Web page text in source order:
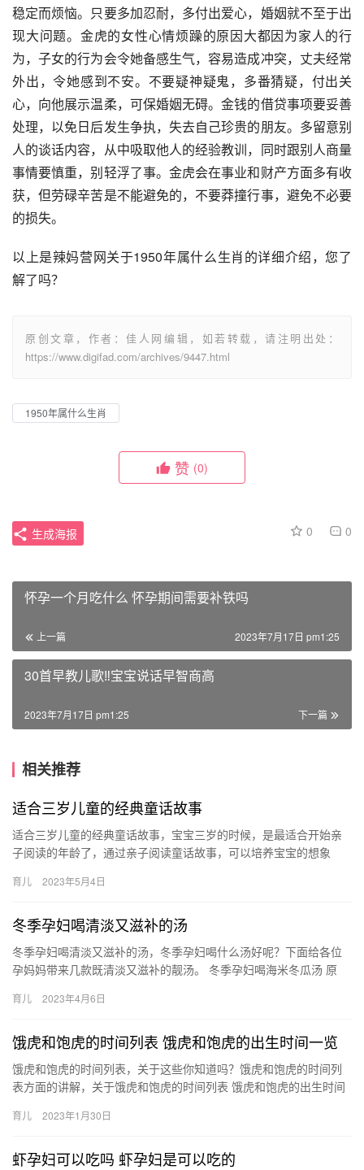
稳定而烦恼。只要多加忍耐，多付出爱心，婚姻就不至于出
现大问题。金虎的女性心情烦躁的原因大都因为家人的行
为，子女的行为会令她备感生气，容易造成冲突，丈夫经常
外出，令她感到不安。不要疑神疑鬼，多番猜疑，付出关
心，向他展示温柔，可保婚姻无碍。金钱的借贷事项要妥善
处理，以免日后发生争执，失去自己珍贵的朋友。多留意别
人的谈话内容，从中吸取他人的经验教训，同时跟别人商量
事情要慎重，别轻浮了事。金虎会在事业和财产方面多有收
获，但劳碌辛苦是不能避免的，不要莽撞行事，避免不必要
的损失。
以上是辣妈营网关于1950年属什么生肖的详细介绍，您了
解了吗？
原创文章，作者：佳人网编辑，如若转载，请注明出处：
https://www.digifad.com/archives/9447.html
1950年属什么生肖
赞 (0)
0 0
生成海报
怀孕一个月吃什么 怀孕期间需要补铁吗
上一篇 2023年7月17日 pm1:25
30首早教儿歌‼宝宝说话早智商高
下一篇
2023年7月17日 pm1:25
相关推荐
适合三岁儿童的经典童话故事
适合三岁儿童的经典童话故事，宝宝三岁的时候，是最适合开始亲
子阅读的年龄了，通过亲子阅读童话故事，可以培养宝宝的想象
童的经…
育儿 2023年5月4日
冬季孕妇喝清淡又滋补的汤
冬季孕妇喝清淡又滋补的汤，冬季孕妇喝什么汤好呢？下面给各位
孕妈妈带来几款既清淡又滋补的靓汤。 冬季孕妇喝海米冬瓜汤 原
育儿 2023年4月6日
饿虎和饱虎的时间列表 饿虎和饱虎的出生时间一览
饿虎和饱虎的时间列表，关于这些你知道吗？饿虎和饱虎的时间列
表方面的讲解，关于饿虎和饱虎的时间列表 饿虎和饱虎的出生时间
育儿 2023年1月30日
虾孕妇可以吃吗 虾孕妇是可以吃的